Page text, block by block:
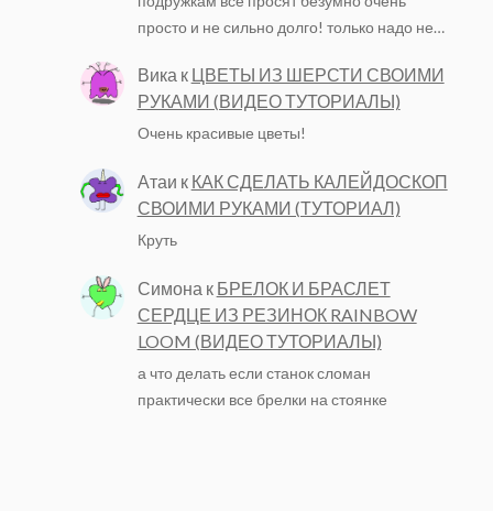
просто и не сильно долго! только надо не…
Вика к ЦВЕТЫ ИЗ ШЕРСТИ СВОИМИ
РУКАМИ (ВИДЕО ТУТОРИАЛЫ)
Очень красивые цветы!
Атаи к КАК СДЕЛАТЬ КАЛЕЙДОСКОП
СВОИМИ РУКАМИ (ТУТОРИАЛ)
Круть
Симона к БРЕЛОК И БРАСЛЕТ
СЕРДЦЕ ИЗ РЕЗИНОК RAINBOW
LOOM (ВИДЕО ТУТОРИАЛЫ)
а что делать если станок сломан
практически все брелки на стоянке